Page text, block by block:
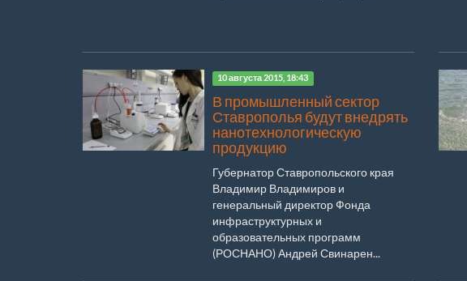
10 августа 2015, 18:43
В промышленный сектор
Ставрополья будут внедрять
нанотехнологическую
продукцию
Губернатор Ставропольского края
Владимир Владимиров и
генеральный директор Фонда
инфраструктурных и
образовательных программ
(РОСНАНО) Андрей Свинарен...